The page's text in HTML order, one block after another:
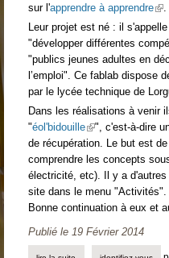
sur l'apprendre à apprendre
Leur projet est né : il
"développer différentes
"publics jeunes adultes en
l’emploi". Ce fablab dispose
par le lycée technique de
Dans les réalisations à venir
"éol'bidouille(link is external)
", c'est-à-dire
de récupération. Le but est
comprendre les concepts
électricité, etc). Il y a
site dans le menu "Activités".
Bonne continuation à eux et
Publié le 19 Février 2014